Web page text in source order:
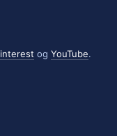
og YouTube.